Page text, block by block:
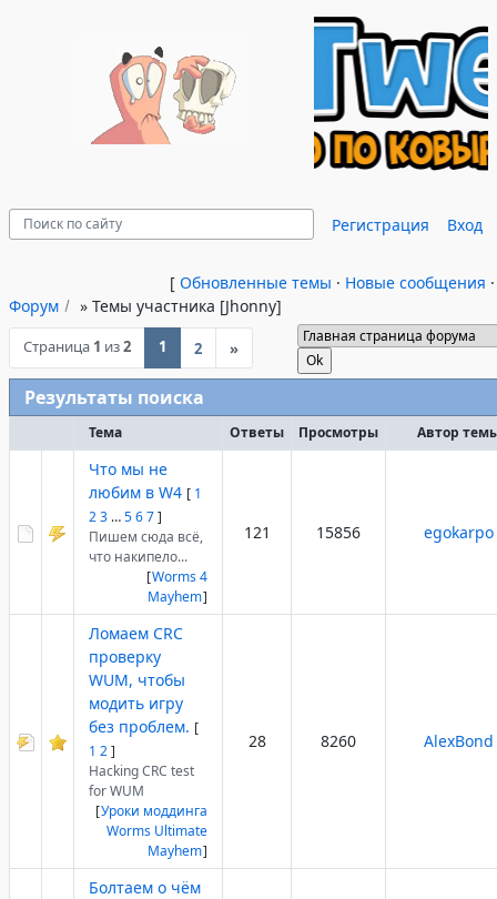
Регистрация Вход
[ Обновленные темы · Новые сообщения
Форум
» Темы участника [Jhonny]
Страница 1 из2 1 2 »
Результаты поиска
Тема Ответы Просмотры Автор
Что мы не
любим в W4 [ 1
23 …567]
Пишем сюда всё,
что накипело...
[Worms 4
Mayhem]
121 15856 egokarpo
Ломаем CRC
проверку
WUM, чтобы
модить игру
без проблем. [
1 2]
Hacking CRC test
for WUM
[Уроки моддинга
Worms Ultimate
Mayhem]
28 8260 AlexBond
Болтаем о чём